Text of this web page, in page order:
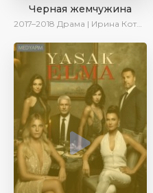
Черная жемчужина
2017–2018 Драма | Ирина Котова